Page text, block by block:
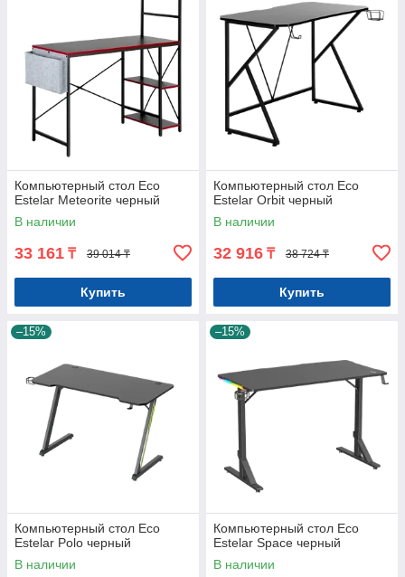
Компьютерный стол Eco
Estelar Meteorite черный
В наличии
33 161 ₸ 39 014 ₸
Купить
Компьютерный стол Eco
Estelar Orbit черный
В наличии
32 916 ₸ 38 724 ₸
Купить
–15%
Компьютерный стол Eco
Estelar Polo черный
В наличии
–15%
Компьютерный стол Eco
Estelar Space черный
В наличии